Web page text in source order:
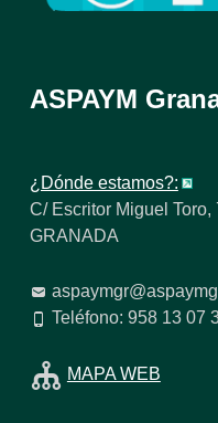
ASPAYM
¿Dónde estamos?:
C/ Escritor Miguel
GRANADA
Teléfono: 958 13 07
MAPA WEB